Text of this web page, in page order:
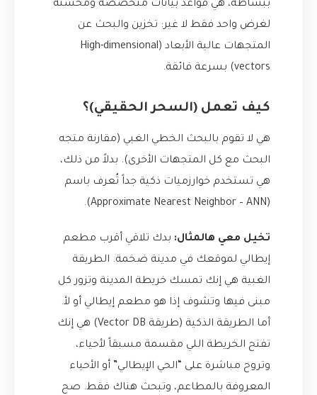
ببساطة، هي قواعد بيانات متخصصة ومُحسّنة
لغرض واحد فقط لا غير: تخزين والبحث عن
المتجهات عالية الأبعاد (High-dimensional
vectors) بسرعة فائقة.
كيف تعمل (السحر الحقيقي)؟
هي لا تقوم بالبحث الخطي الغبي (مقارنة متجه
البحث مع كل المتجهات الأخرى). بدلاً من ذلك،
هي تستخدم خوارزميات ذكية جداً تُعرف باسم
(Approximate Nearest Neighbor – ANN).
تخيل معي هالمثال: بدك تلاقي أقرب مطعم
إيطالي لموقعك في مدينة ضخمة. الطريقة
الغبية هي إنك تمسك خريطة المدينة وتزور كل
مبنى فيها وتشوف إذا هو مطعم إيطالي أو لأ.
أما الطريقة الذكية (طريقة Vector DB) هي إنك
تفتح الخريطة اللي مقسمة مسبقاً لأحياء،
وتروح مباشرة على “الحي الإيطالي” أو الأحياء
المعروفة بالمطاعم، وتبحث هناك فقط. صح